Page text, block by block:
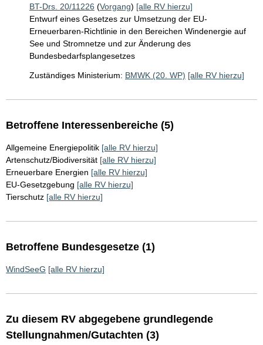
BT-Drs. 20/11226 (Vorgang) [alle RV hierzu]
Entwurf eines Gesetzes zur Umsetzung der EU-
Erneuerbaren-Richtlinie in den Bereichen Windenergie auf
See und Stromnetze und zur Änderung des
Bundesbedarfsplangesetzes
Zuständiges Ministerium: BMWK (20. WP) [alle RV hierzu]
Betroffene Interessenbereiche (5)
Allgemeine Energiepolitik [alle RV hierzu]
Artenschutz/Biodiversität [alle RV hierzu]
Erneuerbare Energien [alle RV hierzu]
EU-Gesetzgebung [alle RV hierzu]
Tierschutz [alle RV hierzu]
Betroffene Bundesgesetze (1)
WindSeeG [alle RV hierzu]
Zu diesem RV abgegebene grundlegende
Stellungnahmen/Gutachten (3)